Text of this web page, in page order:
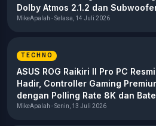
Dolby Atmos 2.1.2 dan
Nirkabel
MikeApalah - Selasa, 14 Juli 2026
TECHNO
ASUS ROG Raikiri II Pro PC Resmi
Hadir, Controller Gaming
dengan Polling Rate 8K dan
Jam
MikeApalah - Senin, 13 Juli 2026